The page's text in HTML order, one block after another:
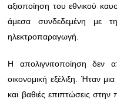
αξιοποίηση του εθνικού
άμεσα συνδεδεμένη με τη
ηλεκτροπαραγωγή.
Η απολιγνιτοποίηση δεν
οικονομική εξέλιξη. Ήταν
και βαθιές επιπτώσεις